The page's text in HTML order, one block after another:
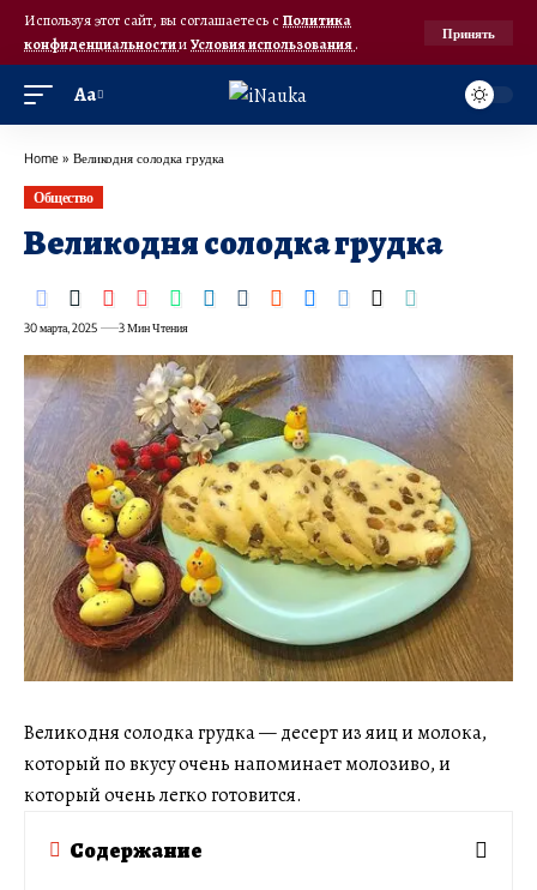
Используя этот сайт, вы соглашаетесь с Политика
конфиденциальностииУсловия использования.
Принять
Аа
Home » Великодня солодка грудка
Общество
Великодня солодка грудка
30 марта, 2025 3 Мин Чтения
Великодня солодка грудка — десерт из яиц и молока,
который по вкусу очень напоминает молозиво, и
который очень легко готовится.
Содержание